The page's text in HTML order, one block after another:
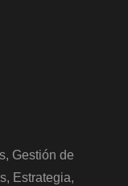
Gestión de
Estrategia,